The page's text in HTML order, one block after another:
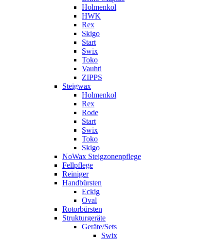
Holmenkol
HWK
Rex
Skigo
Start
Swix
Toko
Vauhti
ZIPPS
Steigwax
Holmenkol
Rex
Rode
Start
Swix
Toko
Skigo
NoWax Steigzonenpflege
Fellpflege
Reiniger
Handbürsten
Eckig
Oval
Rotorbürsten
Strukturgeräte
Geräte/Sets
Swix